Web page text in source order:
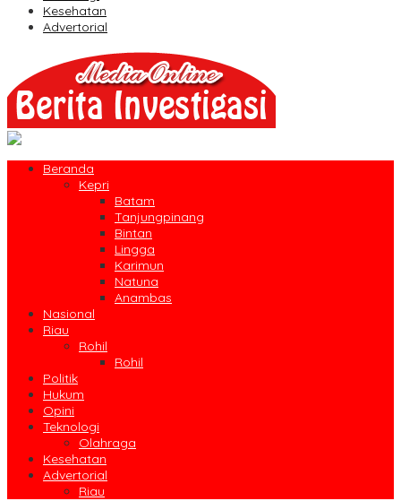
Kesehatan
Advertorial
Beranda
Kepri
Batam
Tanjungpinang
Bintan
Lingga
Karimun
Natuna
Anambas
Nasional
Riau
Rohil
Rohil
Politik
Hukum
Opini
Teknologi
Olahraga
Kesehatan
Advertorial
Riau